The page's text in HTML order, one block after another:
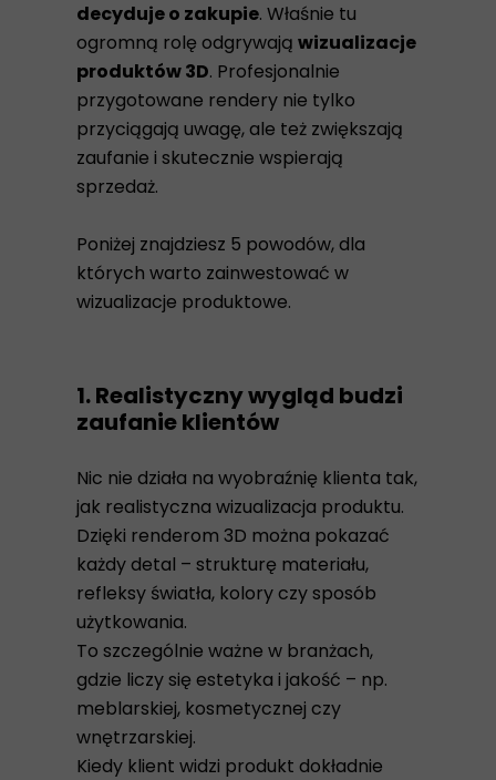
decyduje o zakupie. Właśnie tu
ogromną rolę odgrywają wizualizacje
produktów 3D. Profesjonalnie
przygotowane rendery nie tylko
przyciągają uwagę, ale też zwiększają
zaufanie i skutecznie wspierają
sprzedaż.
Poniżej znajdziesz 5 powodów, dla
których warto zainwestować w
wizualizacje produktowe.
1. Realistyczny wygląd budzi
zaufanie klientów
Nic nie działa na wyobraźnię klienta tak,
jak realistyczna wizualizacja produktu.
Dzięki renderom 3D można pokazać
każdy detal – strukturę materiału,
refleksy światła, kolory czy sposób
użytkowania.
To szczególnie ważne w branżach,
gdzie liczy się estetyka i jakość – np.
meblarskiej, kosmetycznej czy
wnętrzarskiej.
Kiedy klient widzi produkt dokładnie